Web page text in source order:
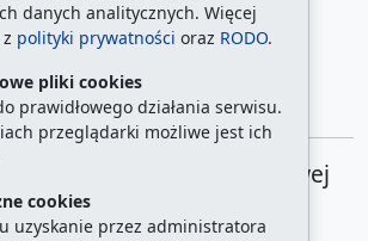
danych analitycznych. Więcej
polityki prywatności oraz RODO.
pliki cookies
prawidłowego działania serwisu.
przeglądarki możliwe jest ich
cookies
uzyskanie przez administratora
osobowych
Szczecin. Plac Armii Krajowej